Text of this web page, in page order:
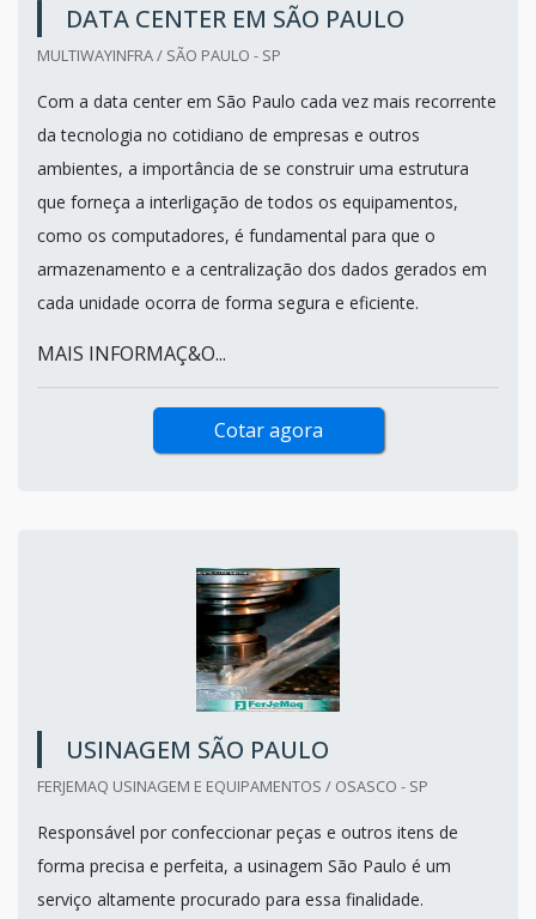
DATA CENTER EM SÃO PAULO
MULTIWAYINFRA / SÃO PAULO - SP
Com a data center em São Paulo cada vez mais recorrente
da tecnologia no cotidiano de empresas e outros
ambientes, a importância de se construir uma estrutura
que forneça a interligação de todos os equipamentos,
como os computadores, é fundamental para que o
armazenamento e a centralização dos dados gerados em
cada unidade ocorra de forma segura e eficiente.
MAIS INFORMAÇ&O...
Cotar agora
USINAGEM SÃO PAULO
FERJEMAQ USINAGEM E EQUIPAMENTOS / OSASCO - SP
Responsável por confeccionar peças e outros itens de
forma precisa e perfeita, a usinagem São Paulo é um
serviço altamente procurado para essa finalidade.